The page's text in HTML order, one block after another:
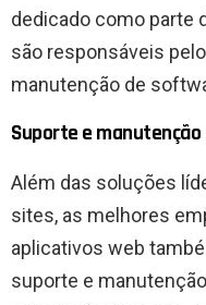
dedicado como parte
são responsáveis
manutenção de
Suporte e
Além das soluções
sites, as melhores
aplicativos web
suporte e